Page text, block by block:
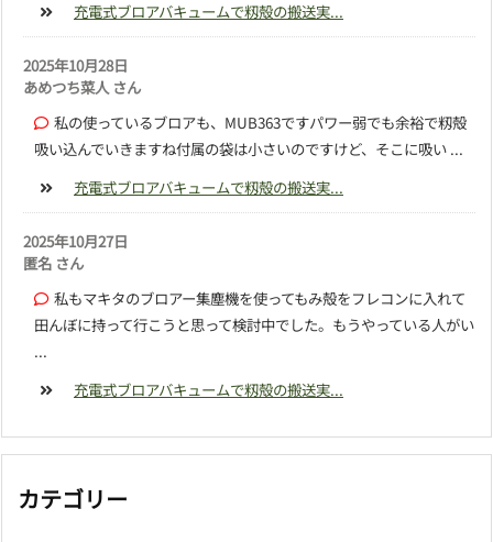
充電式ブロアバキュームで籾殻の搬送実...
2025年10月28日
あめつち菜人 さん
私の使っているブロアも、MUB363ですパワー弱でも余裕で籾殻
吸い込んでいきますね付属の袋は小さいのですけど、そこに吸い ...
充電式ブロアバキュームで籾殻の搬送実...
2025年10月27日
匿名 さん
私もマキタのブロアー集塵機を使ってもみ殻をフレコンに入れて
田んぼに持って行こうと思って検討中でした。もうやっている人がい
...
充電式ブロアバキュームで籾殻の搬送実...
カテゴリー